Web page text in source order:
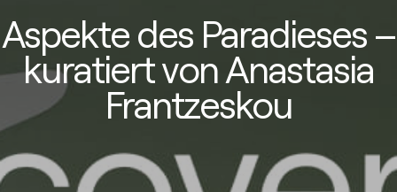
Aspekte des Paradieses –
kuratiert von Anastasia
Frantzeskou